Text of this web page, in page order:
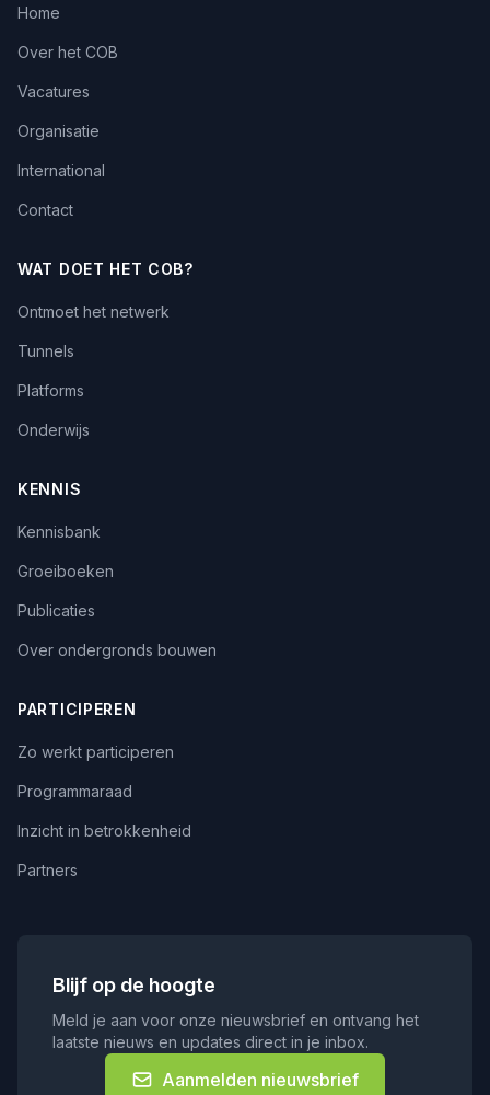
Home
Over het COB
Vacatures
Organisatie
International
Contact
WAT DOET HET COB?
Ontmoet het netwerk
Tunnels
Platforms
Onderwijs
KENNIS
Kennisbank
Groeiboeken
Publicaties
Over ondergronds bouwen
PARTICIPEREN
Zo werkt participeren
Programmaraad
Inzicht in betrokkenheid
Partners
Blijf op de hoogte
Meld je aan voor onze nieuwsbrief en ontvang het
laatste nieuws en updates direct in je inbox.
Aanmelden nieuwsbrief